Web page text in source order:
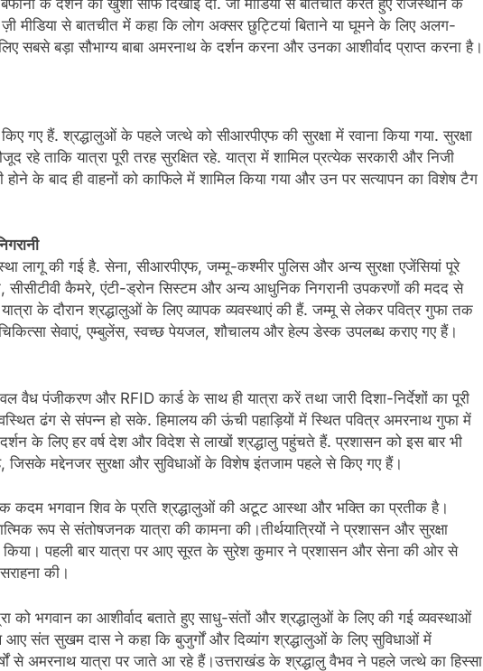
के दर्शन की खुशी साफ दिखाई दी. जी मीडिया से बातचीत करते हुए राजस्थान के
से बातचीत में कहा कि लोग अक्सर छुट्टियां बिताने या घूमने के लिए अलग-
बड़ा सौभाग्य बाबा अमरनाथ के दर्शन करना और उनका आशीर्वाद प्राप्त करना है।
गए हैं. श्रद्धालुओं के पहले जत्थे को सीआरपीएफ की सुरक्षा में रवाना किया गया. सुरक्षा
ताकि यात्रा पूरी तरह सुरक्षित रहे. यात्रा में शामिल प्रत्येक सरकारी और निजी
के बाद ही वाहनों को काफिले में शामिल किया गया और उन पर सत्यापन का विशेष टैग
लागू की गई है. सेना, सीआरपीएफ, जम्मू-कश्मीर पुलिस और अन्य सुरक्षा एजेंसियां पूरे
कैमरे, एंटी-ड्रोन सिस्टम और अन्य आधुनिक निगरानी उपकरणों की मदद से
के दौरान श्रद्धालुओं के लिए व्यापक व्यवस्थाएं की हैं. जम्मू से लेकर पवित्र गुफा तक
चिकित्सा सेवाएं, एम्बुलेंस, स्वच्छ पेयजल, शौचालय और हेल्प डेस्क उपलब्ध कराए गए हैं।
वैध पंजीकरण और RFID कार्ड के साथ ही यात्रा करें तथा जारी दिशा-निर्देशों का पूरी
ढंग से संपन्न हो सके. हिमालय की ऊंची पहाड़ियों में स्थित पवित्र अमरनाथ गुफा में
के लिए हर वर्ष देश और विदेश से लाखों श्रद्धालु पहुंचते हैं. प्रशासन को इस बार भी
मद्देनजर सुरक्षा और सुविधाओं के विशेष इंतजाम पहले से किए गए हैं।
कदम भगवान शिव के प्रति श्रद्धालुओं की अटूट आस्था और भक्ति का प्रतीक है।
रूप से संतोषजनक यात्रा की कामना की।तीर्थयात्रियों ने प्रशासन और सुरक्षा
किया। पहली बार यात्रा पर आए सूरत के सुरेश कुमार ने प्रशासन और सेना की ओर से
की।
को भगवान का आशीर्वाद बताते हुए साधु-संतों और श्रद्धालुओं के लिए की गई व्यवस्थाओं
संत सुखम दास ने कहा कि बुजुर्गों और दिव्यांग श्रद्धालुओं के लिए सुविधाओं में
से अमरनाथ यात्रा पर जाते आ रहे हैं।उत्तराखंड के श्रद्धालु वैभव ने पहले जत्थे का हिस्सा